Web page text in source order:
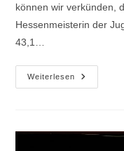
können wir verkünden,
Hessenmeisterin der
43,1…
Weiterlesen
Hessen-